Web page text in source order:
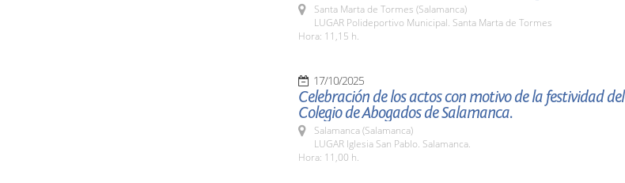
Santa Marta de Tormes (Salamanca)
LUGAR Polideportivo Municipal. Santa Marta de Tormes
Hora: 11,15 h.
17/10/2025
Celebración de los actos con motivo de la festividad del
Colegio de Abogados de Salamanca.
Salamanca (Salamanca)
LUGAR Iglesia San Pablo. Salamanca.
Hora: 11,00 h.